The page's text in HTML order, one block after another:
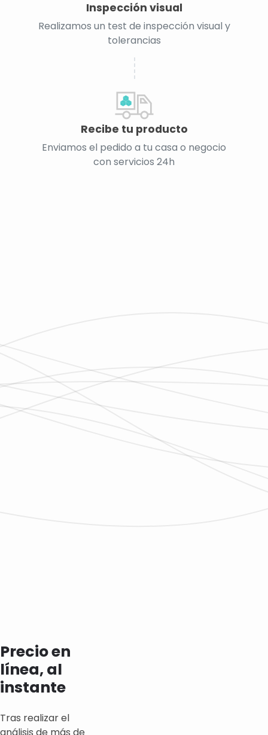
Inspección visual
Realizamos un test de inspección visual y
tolerancias
Recibe tu producto
Enviamos el pedido a tu casa o negocio
con servicios 24h
Precio en
línea, al
instante
Tras realizar el